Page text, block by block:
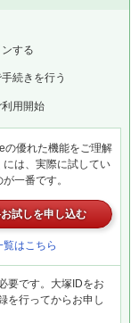
する
続きを行う
用開始
の優れた機能をご理解
には、実際に試してい
一番です。
試しを申し込む
はこちら
要です。大塚IDをお
を行ってからお申し